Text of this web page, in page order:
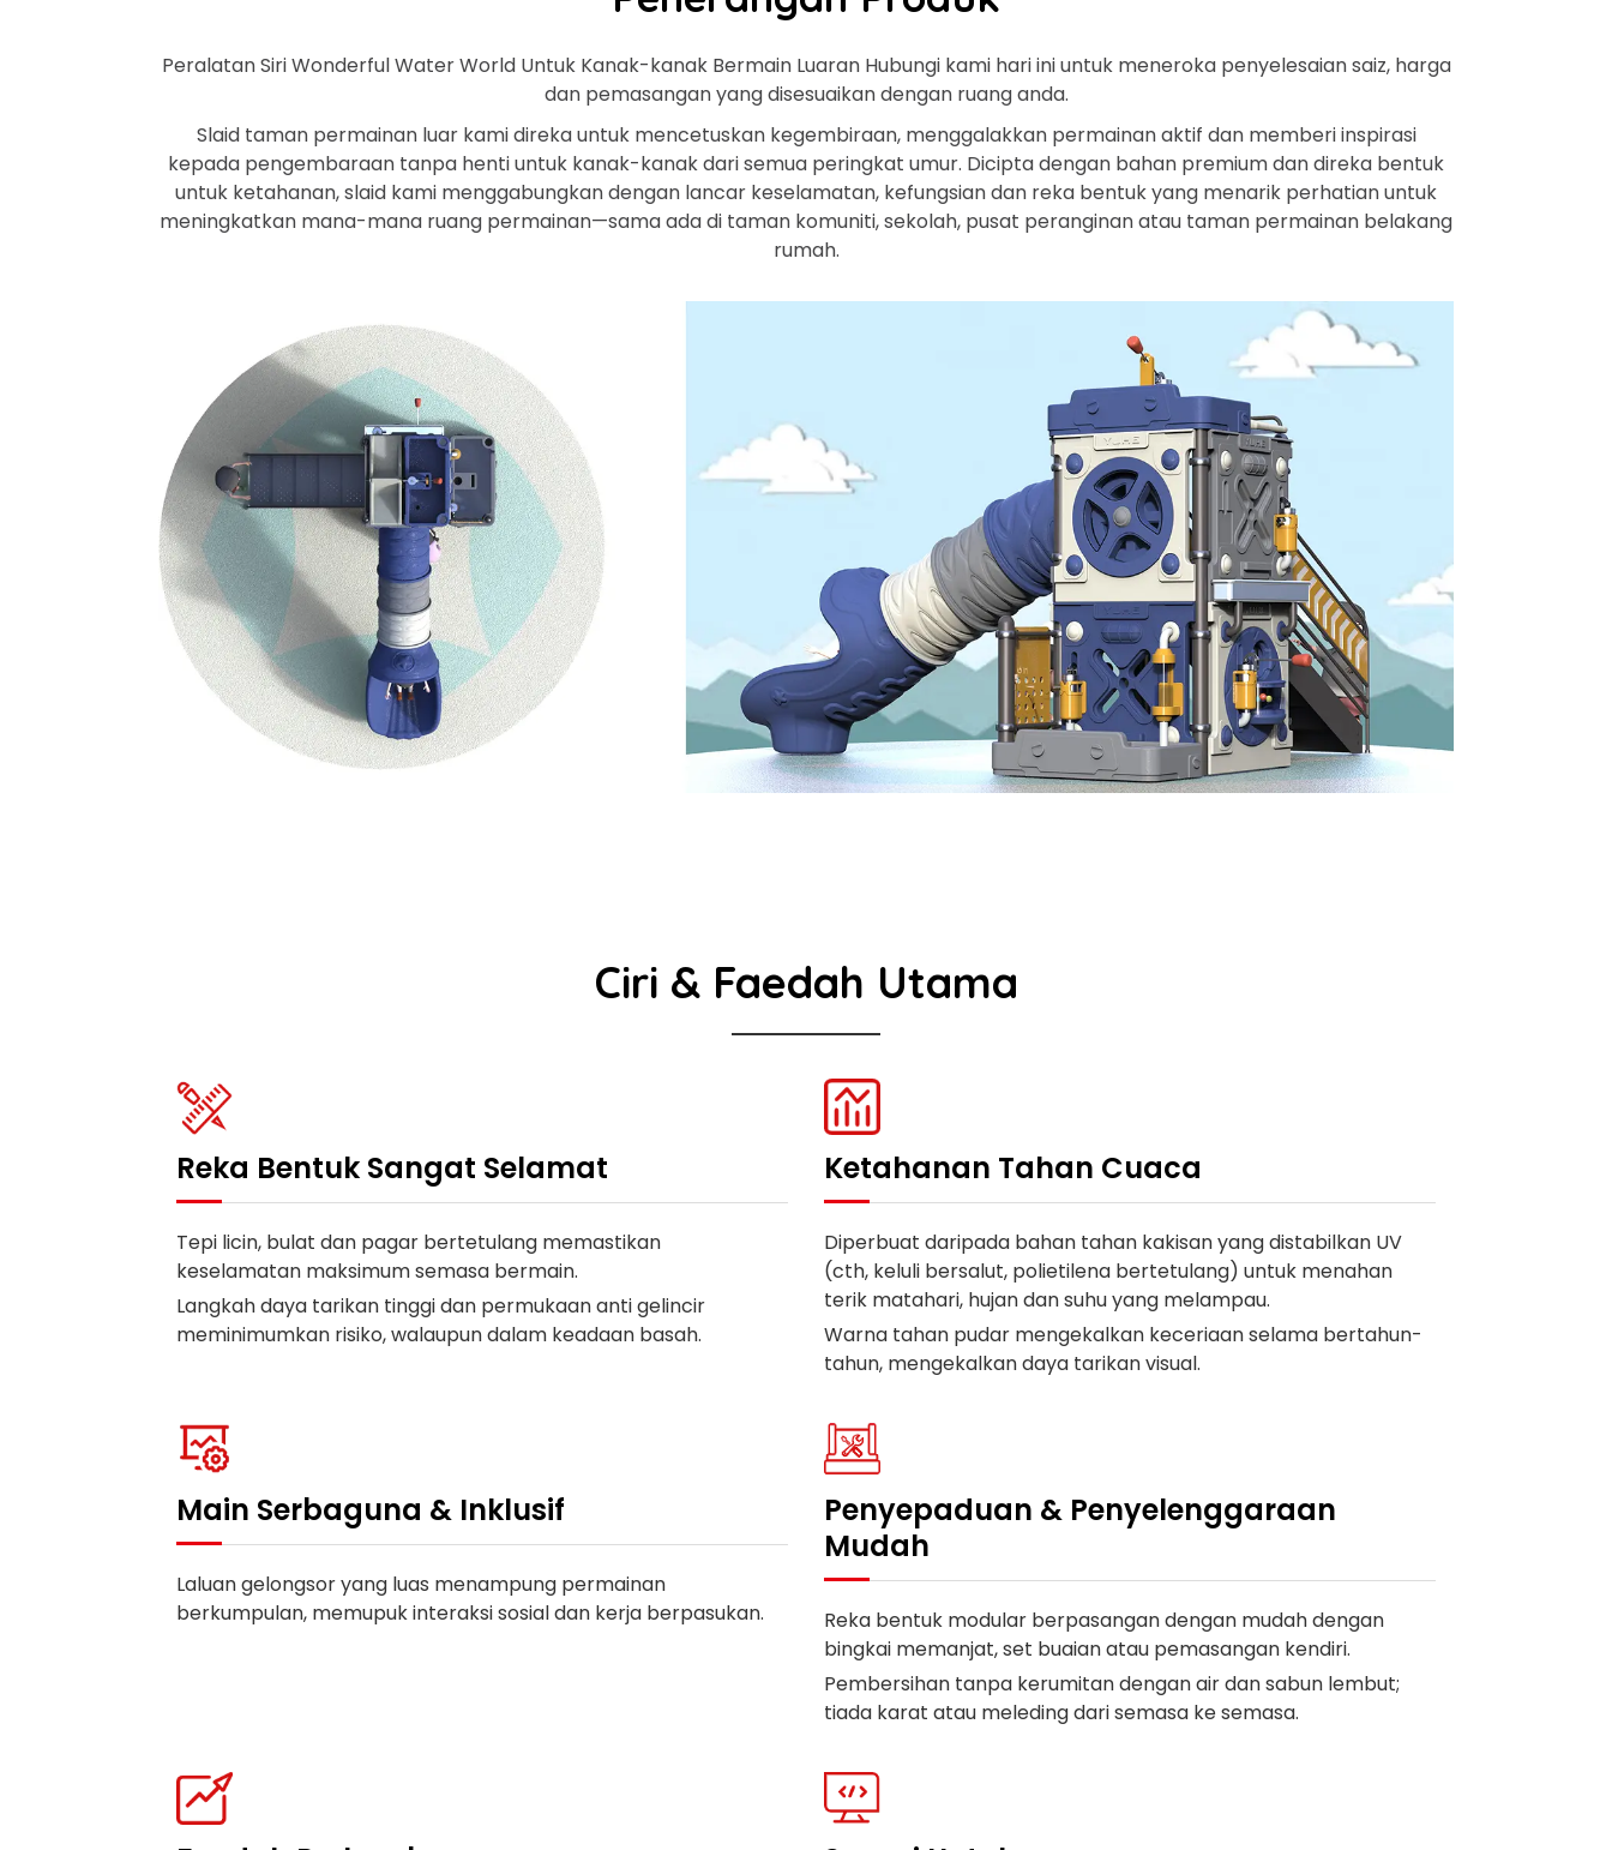
Peralatan Siri Wonderful Water World Untuk Kanak-kanak Bermain Luaran Hubungi kami hari ini untuk meneroka penyelesaian saiz, harga
dan pemasangan yang disesuaikan dengan ruang anda.
Slaid taman permainan luar kami direka untuk mencetuskan kegembiraan, menggalakkan permainan aktif dan memberi inspirasi
kepada pengembaraan tanpa henti untuk kanak-kanak dari semua peringkat umur. Dicipta dengan bahan premium dan direka bentuk
untuk ketahanan, slaid kami menggabungkan dengan lancar keselamatan, kefungsian dan reka bentuk yang menarik perhatian untuk
meningkatkan mana-mana ruang permainan—sama ada di taman komuniti, sekolah, pusat peranginan atau taman permainan belakang
rumah.
Ciri & Faedah Utama
Reka Bentuk Sangat Selamat
Tepi licin, bulat dan pagar bertetulang memastikan
keselamatan maksimum semasa bermain.
Langkah daya tarikan tinggi dan permukaan anti gelincir
meminimumkan risiko, walaupun dalam keadaan basah.
Ketahanan Tahan Cuaca
Diperbuat daripada bahan tahan kakisan yang distabilkan UV
(cth, keluli bersalut, polietilena bertetulang) untuk menahan
terik matahari, hujan dan suhu yang melampau.
Warna tahan pudar mengekalkan keceriaan selama bertahun-
tahun, mengekalkan daya tarikan visual.
Main Serbaguna & Inklusif
Laluan gelongsor yang luas menampung permainan
berkumpulan, memupuk interaksi sosial dan kerja berpasukan.
Penyepaduan & Penyelenggaraan
Mudah
Reka bentuk modular berpasangan dengan mudah dengan
bingkai memanjat, set buaian atau pemasangan kendiri.
Pembersihan tanpa kerumitan dengan air dan sabun lembut;
tiada karat atau meleding dari semasa ke semasa.